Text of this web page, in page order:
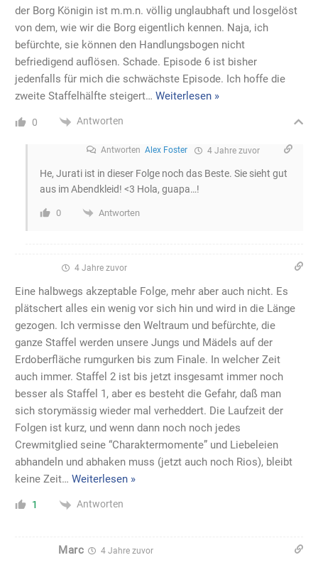
der Borg Königin ist m.m.n. völlig unglaubhaft und losgelöst
von dem, wie wir die Borg eigentlich kennen. Naja, ich
befürchte, sie können den Handlungsbogen nicht
befriedigend auflösen. Schade. Episode 6 ist bisher
jedenfalls für mich die schwächste Episode. Ich hoffe die
zweite Staffelhälfte steigert… Weiterlesen »
0 Antworten
Antworten Alex Foster 4 Jahre zuvor
He, Jurati ist in dieser Folge noch das Beste. Sie sieht gut
aus im Abendkleid! <3 Hola, guapa…!
0 Antworten
4 Jahre zuvor
Eine halbwegs akzeptable Folge, mehr aber auch nicht. Es
plätschert alles ein wenig vor sich hin und wird in die Länge
gezogen. Ich vermisse den Weltraum und befürchte, die
ganze Staffel werden unsere Jungs und Mädels auf der
Erdoberfläche rumgurken bis zum Finale. In welcher Zeit
auch immer. Staffel 2 ist bis jetzt insgesamt immer noch
besser als Staffel 1, aber es besteht die Gefahr, daß man
sich storymässig wieder mal verheddert. Die Laufzeit der
Folgen ist kurz, und wenn dann noch noch jedes
Crewmitglied seine “Charaktermomente” und Liebeleien
abhandeln und abhaken muss (jetzt auch noch Rios), bleibt
keine Zeit… Weiterlesen »
1 Antworten
Marc 4 Jahre zuvor